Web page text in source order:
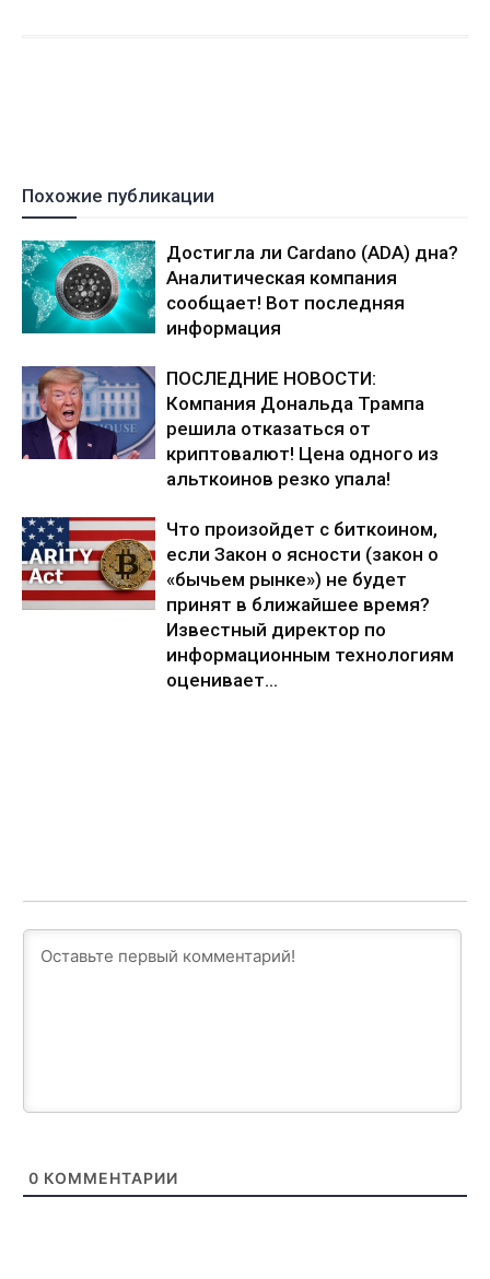
Похожие публикации
Достигла ли Cardano (ADA) дна?
Аналитическая компания
сообщает! Вот последняя
информация
ПОСЛЕДНИЕ НОВОСТИ:
Компания Дональда Трампа
решила отказаться от
криптовалют! Цена одного из
альткоинов резко упала!
Что произойдет с биткоином,
если Закон о ясности (закон о
«бычьем рынке») не будет
принят в ближайшее время?
Известный директор по
информационным технологиям
оценивает...
0 КОММЕНТАРИИ